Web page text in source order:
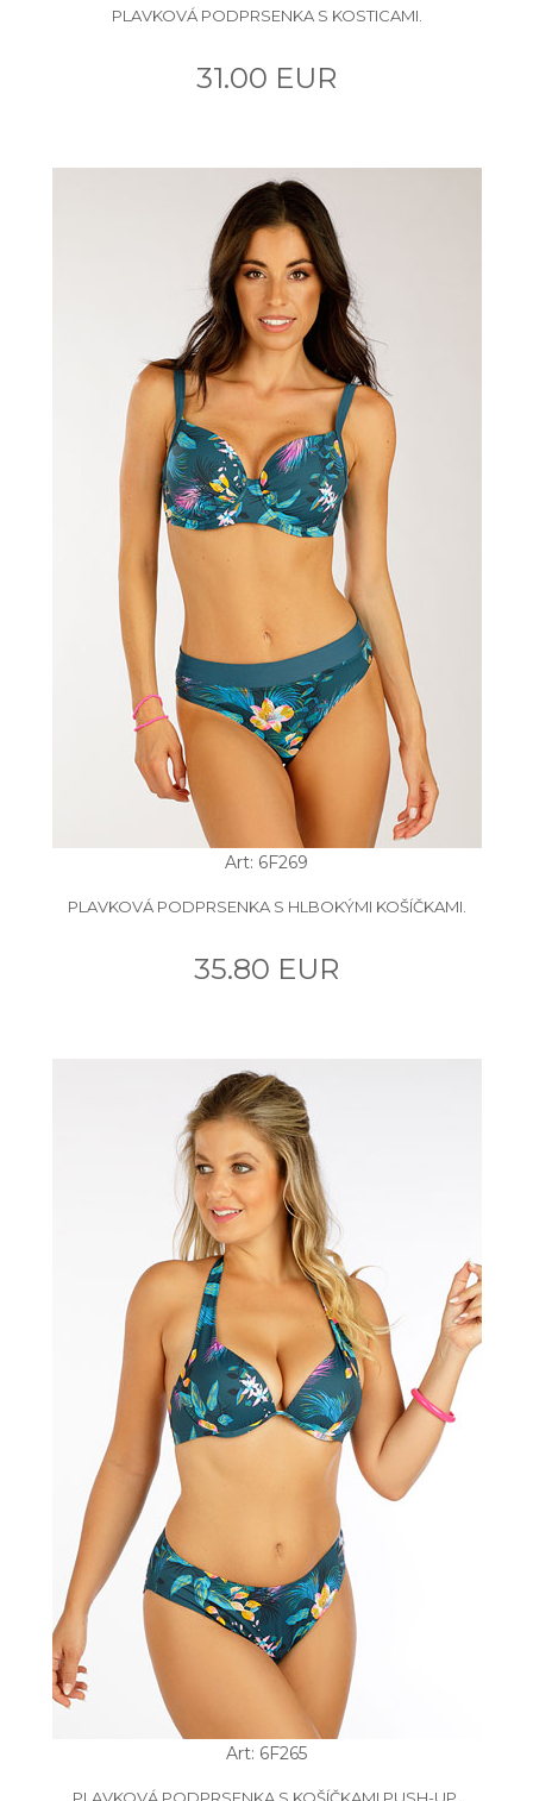
PLAVKOVÁ PODPRSENKA S KOSTICAMI.
31.00 EUR
Art: 6F269
PLAVKOVÁ PODPRSENKA S HLBOKÝMI KOŠÍČKAMI.
35.80 EUR
Art: 6F265